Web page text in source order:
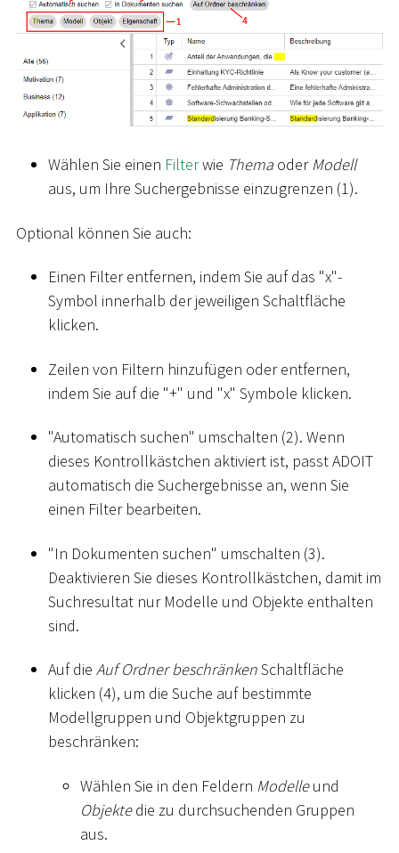
Wählen Sie einen Filterwie Thema oderModell
aus, um Ihre Suchergebnisse einzugrenzen (1).
Optional können Sie auch:
Einen Filter entfernen, indem Sie auf das "x"-
Symbol innerhalb der jeweiligen Schaltfläche
klicken.
Zeilen von Filtern hinzufügen oder entfernen,
indem Sie auf die "+" und "x" Symbole klicken.
"Automatisch suchen" umschalten (2). Wenn
dieses Kontrollkästchen aktiviert ist, passt ADOIT
automatisch die Suchergebnisse an, wenn Sie
einen Filter bearbeiten.
"In Dokumenten suchen" umschalten (3).
Deaktivieren Sie dieses Kontrollkästchen, damit im
Suchresultat nur Modelle und Objekte enthalten
sind.
Auf die Auf Ordner beschränkenSchaltfläche
klicken (4), um die Suche auf bestimmte
Modellgruppen und Objektgruppen zu
beschränken:
Wählen Sie in den Feldern Modelleund
Objektedie zu durchsuchenden Gruppen
aus.